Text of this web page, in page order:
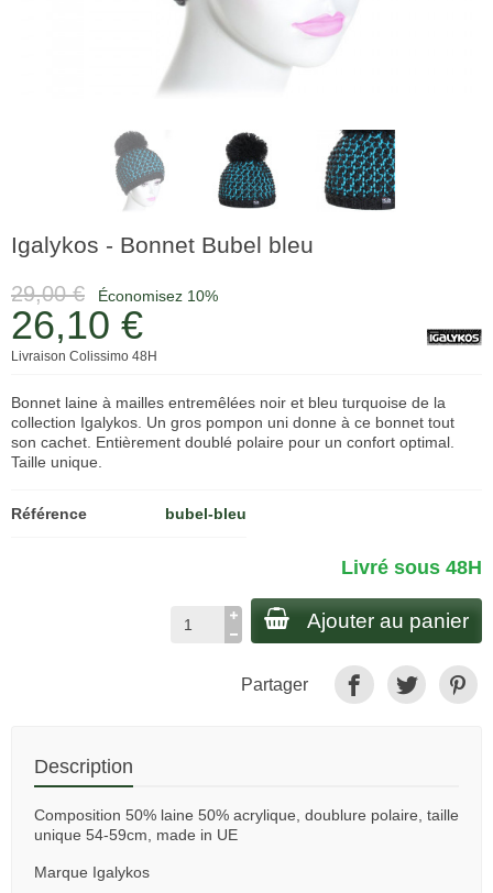
Igalykos - Bonnet Bubel bleu
29,00 € Économisez 10%
26,10 €
Livraison Colissimo 48H
Bonnet laine à mailles entremêlées noir et bleu turquoise de la
collection Igalykos. Un gros pompon uni donne à ce bonnet tout
son cachet. Entièrement doublé polaire pour un confort optimal.
Taille unique.
Référence bubel-bleu
Livré sous 48H
Ajouter au panier
Partager
Description
Composition 50% laine 50% acrylique, doublure polaire, taille
unique 54-59cm, made in UE
Marque Igalykos